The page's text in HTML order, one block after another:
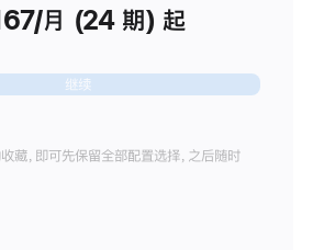
月 (24 期) 起
继续
藏，即可先保留全部配置选择，之后随时